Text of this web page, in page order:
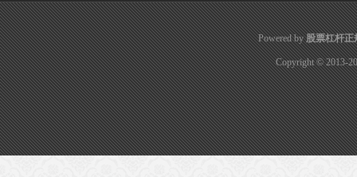
Powered by股票杠杆正
Copyright© 2013-